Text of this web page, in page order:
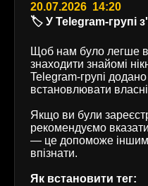
20.07.2026 14:20
🏷️ У Telegram-групі
Щоб нам було легше
знаходити знайомі
Telegram-групі
встановлювати власні
Якщо ви були
рекомендуємо
— це допоможе
впізнати.
Як встановити тег: